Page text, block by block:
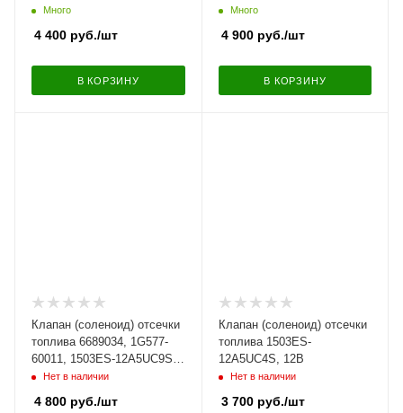
185206450, U85206451, 12В
Много
4 400 руб./шт
В КОРЗИНУ
на KUBOTA, BOBCAT, 12В
Много
4 900руб./шт
В КОРЗИНУ
Клапан (соленоид) отсечки
топлива 6689034, 1G577-
60011, 1503ES-12A5UC9S
для KUBOTA / BOBCA, 12В
Нет в наличии
4 800 руб./шт
Клапан (соленоид) отсечки
топлива 1503ES-
12A5UC4S, 12В
Нет в наличии
3 700руб./шт